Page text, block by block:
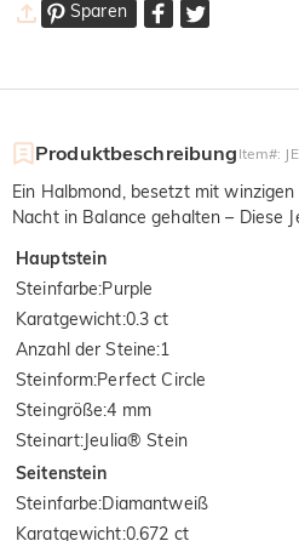
Sparen
Produktbeschreibung Item#:
Ein Halbmond, besetzt mit
Nacht in Balance gehalten – Diese
Hauptstein
Steinfarbe:Purple
Karatgewicht:0.3 ct
Anzahl der Steine:1
Steinform:Perfect Circle
Steingröße:4 mm
Steinart:Jeulia® Stein
Seitenstein
Steinfarbe:Diamantweiß
Karatgewicht:0.672 ct